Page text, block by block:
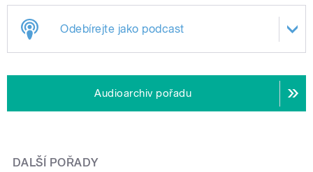
Odebírejte jako podcast
Audioarchiv pořadu
DALŠÍ POŘADY